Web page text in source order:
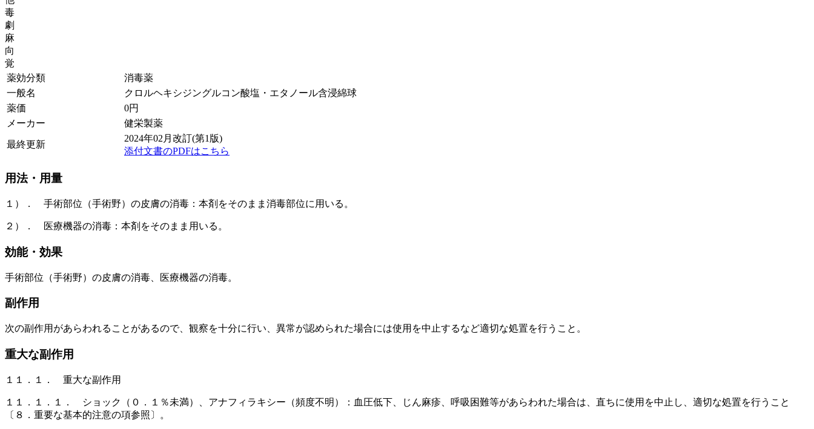
毒
劇
麻
向
覚
薬効分類
消毒薬
一般名
クロルヘキシジングルコン酸塩・エタノール含浸綿球
薬価
0円
メーカー
健栄製薬
最終更新
2024年02月改訂(第1版)
添付文書のPDFはこちら
用法・用量
１）． 手術部位（手術野）の皮膚の消毒：本剤をそのまま消毒部位に用いる。
２）． 医療機器の消毒：本剤をそのまま用いる。
効能・効果
手術部位（手術野）の皮膚の消毒、医療機器の消毒。
副作用
次の副作用があらわれることがあるので、観察を十分に行い、異常が認められた場合には使用を中止するなど適切な処置を行うこと。
重大な副作用
１１．１． 重大な副作用
１１．１．１． ショック（０．１％未満）、アナフィラキシー（頻度不明）：血圧低下、じん麻疹、呼吸困難等があらわれた場合は、直ちに使用を中止し、適切な処置を行うこと
〔８．重要な基本的注意の項参照〕。